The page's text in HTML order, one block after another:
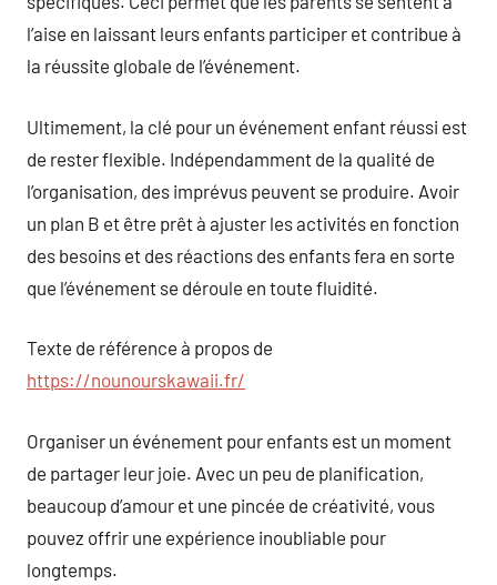
l’aise en laissant leurs enfants participer et contribue à
la réussite globale de l’événement.
Ultimement, la clé pour un événement enfant réussi est
de rester flexible. Indépendamment de la qualité de
l’organisation, des imprévus peuvent se produire. Avoir
un plan B et être prêt à ajuster les activités en fonction
des besoins et des réactions des enfants fera en sorte
que l’événement se déroule en toute fluidité.
Texte de référence à propos de
https://nounourskawaii.fr/
Organiser un événement pour enfants est un moment
de partager leur joie. Avec un peu de planification,
beaucoup d’amour et une pincée de créativité, vous
pouvez offrir une expérience inoubliable pour
longtemps.